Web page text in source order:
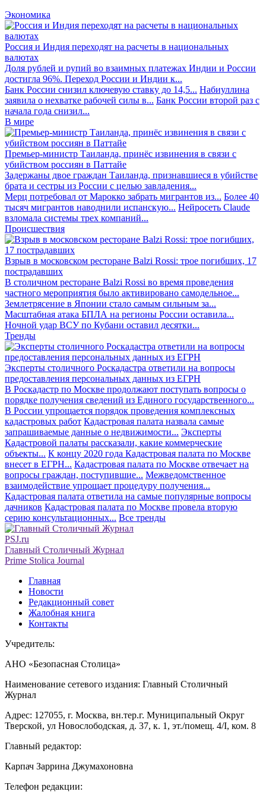
Экономика
Россия и Индия переходят на расчеты в национальных
валютах
Доля рублей и рупий во взаимных платежах Индии и России
достигла 96%. Переход России и Индии к...
Банк России снизил ключевую ставку до 14,5... Набиуллина
заявила о нехватке рабочей силы в... Банк России второй раз с
начала года снизил...
В мире
Премьер-министр Таиланда, принёс извинения в связи с
убийством россиян в Паттайе
Задержаны двое граждан Таиланда, признавшиеся в убийстве
брата и сестры из России с целью завладения...
Мерц потребовал от Марокко забрать мигрантов из... Более 40
тысяч мигрантов наводнили испанскую... Нейросеть Claude
взломала системы трех компаний...
Происшествия
Взрыв в московском ресторане Balzi Rossi: трое погибших, 17
пострадавших
В столичном ресторане Balzi Rossi во время проведения
частного мероприятия было активировано самодельное...
Землетрясение в Японии стало самым сильным за...
Масштабная атака БПЛА на регионы России оставила...
Ночной удар ВСУ по Кубани оставил десятки...
Тренды
Эксперты столичного Роскадастра ответили на вопросы
предоставления персональных данных из ЕГРН
В Роскадастр по Москве продолжают поступать вопросы о
порядке получения сведений из Единого государственного...
В России упрощается порядок проведения комплексных
кадастровых работ Кадастровая палата назвала самые
запрашиваемые данные о недвижимости... Эксперты
Кадастровой палаты рассказали, какие коммерческие
объекты... К концу 2020 года Кадастровая палата по Москве
внесет в ЕГРН... Кадастровая палата по Москве отвечает на
вопросы граждан, поступившие... Межведомственное
взаимодействие упрощает процедуру получения...
Кадастровая палата ответила на самые популярные вопросы
дачников Кадастровая палата по Москве провела вторую
серию консультационных... Все тренды
PSJ.ru
Главный Столичный Журнал
Prime Stolica Journal
Главная
Новости
Редакционный совет
Жалобная книга
Контакты
Учредитель:
АНО «Безопасная Столица»
Наименование сетевого издания: Главный Столичный
Журнал
Адрес: 127055, г. Москва, вн.тер.г. Муниципальный Округ
Тверской, ул Новослободская, д. 37, к. 1, эт./помещ. 4/I, ком. 8
Главный редактор:
Карпач Заррина Джумахоновна
Телефон редакции: